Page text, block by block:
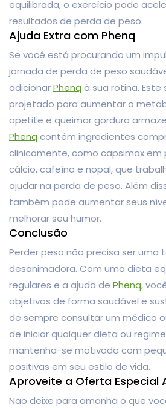
equilibrada, o exercício pode
resultados de perda de peso.
Ajuda Extra com Phenq
Se você está procurando um
jornada de perda de peso
adicionarPhenq à sua rotina.
projetado para aumentar o
apetite e queimar gordura
Phenq contém ingredientes
clinicamente, como capsimax em
cálcio, cafeína e nopal, que
ajudar na perda de peso. Além
também pode aumentar seus
melhorar seu humor.
Conclusão
Perder peso não precisa ser uma
desanimadora. Com uma dieta
regulares e a ajuda de Phenq,
objetivos de forma saudável e
de sempre consultar um médico
de iniciar qualquer dieta ou
mantenha-se motivada com
positivas em seu estilo de vida.
Aproveite a Oferta Especial
Não deixe para amanhã o que